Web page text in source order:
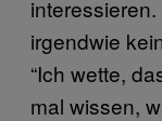
irgendwie
“Ich wette,
mal wissen,